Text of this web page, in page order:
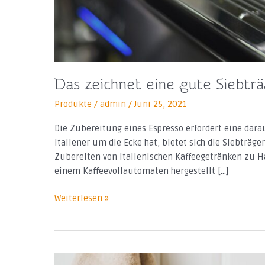
Das zeichnet eine gute
Produkte / admin /Juni 25, 2021
Die Zubereitung eines Espresso erfordert eine
Italiener um die Ecke hat, bietet sich die
Zubereiten von italienischen Kaffeegetränken zu
einem Kaffeevollautomaten hergestellt […]
Weiterlesen »